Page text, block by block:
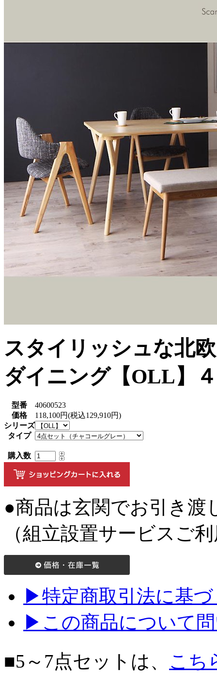
スタイリッシュな北
ダイニング【OLL】
型番
40600523
価格
118,100円(税込129,910円)
シリーズ
タイプ
購入数
●商品は玄関でお引き渡
（組立設置サービスご
▶特定商取引法に基
▶この商品について
■5～7点セットは、 こち